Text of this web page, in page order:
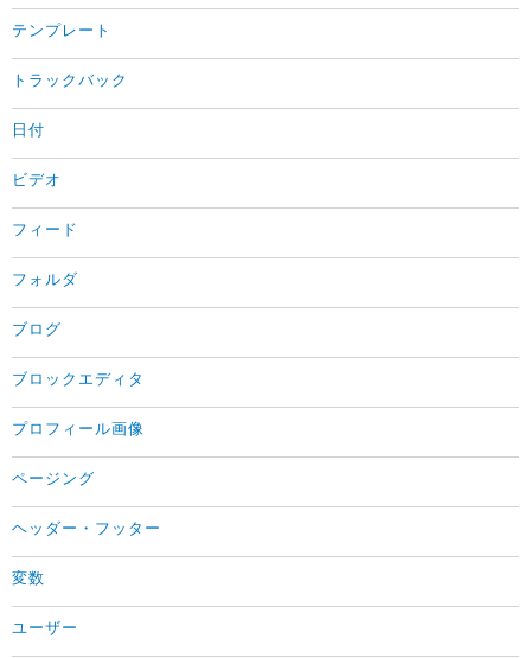
テンプレート
トラックバック
日付
ビデオ
フィード
フォルダ
ブログ
ブロックエディタ
プロフィール画像
ページング
ヘッダー・フッター
変数
ユーザー